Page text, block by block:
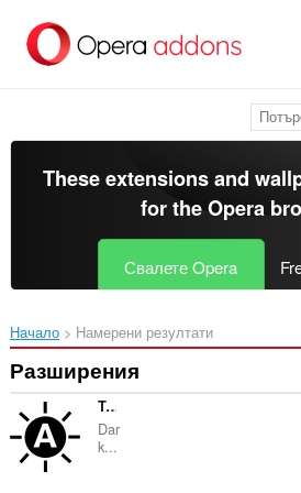
главното
съдържание
These extensions and
for theOpera
Свалете Opera
Начало Намерени резултати
Разширения
Text Blackness
Dar
k...